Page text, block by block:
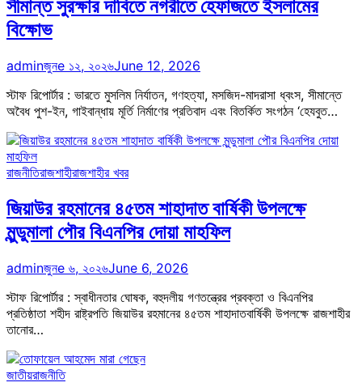
সীমান্ত সুরক্ষার দাবিতে নগরীতে হেফাজতে ইসলামের
বিক্ষোভ
adminজুনe ১২, ২০২৬June 12, 2026
স্টাফ রিপোর্টার : ভারতে মুসলিম নির্যাতন, গণহত্যা, মসজিদ-মাদরাসা ধ্বংস, সীমান্তে
অবৈধ পুশ-ইন, গাইবান্ধায় মূর্তি নির্মাণের প্রতিবাদ এবং বিতর্কিত সংগঠন ‘হেযবুত…
রাজনীতিরাজশাহীরাজশাহীর খবর
জিয়াউর রহমানের ৪৫তম শাহাদাত বার্ষিকী উপলক্ষে
মুন্ডুমালা পৌর বিএনপির দোয়া মাহফিল
adminজুনe ৬, ২০২৬June 6, 2026
স্টাফ রিপোর্টার : স্বাধীনতার ঘোষক, বহুদলীয় গণতন্ত্রের প্রবক্তা ও বিএনপির
প্রতিষ্ঠাতা শহীদ রাষ্ট্রপতি জিয়াউর রহমানের ৪৫তম শাহাদাতবার্ষিকী উপলক্ষে রাজশাহীর
তানোর…
জাতীয়রাজনীতি